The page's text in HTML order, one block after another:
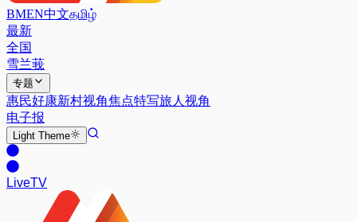
BMEN中文தமிழ்
最新
全国
雪兰莪
专题
惠民好康新村视角焦点特写旅人视角
电子报
Light Theme
LiveTV